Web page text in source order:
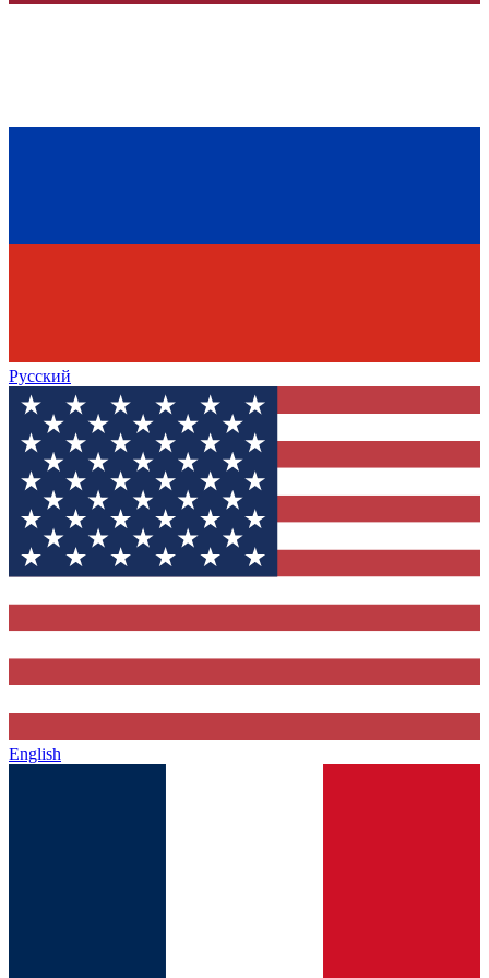
Русский
English